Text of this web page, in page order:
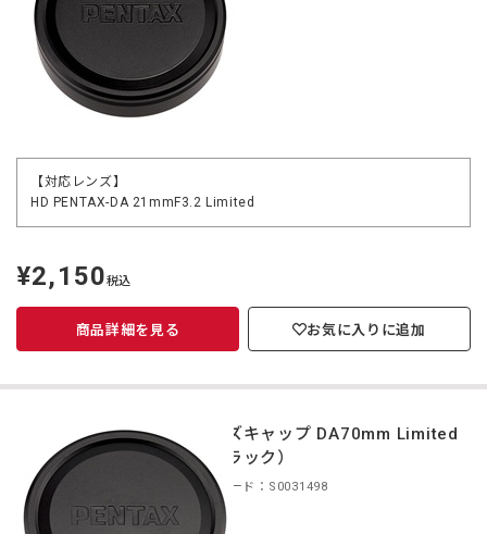
【対応レンズ】
HD PENTAX-DA 21mmF3.2 Limited
定
価
¥2,150税込
商品詳細を見る お気に入りに追加
レンズキャップ DA70mm Limited
（ブラック）
商品コード：S0031498